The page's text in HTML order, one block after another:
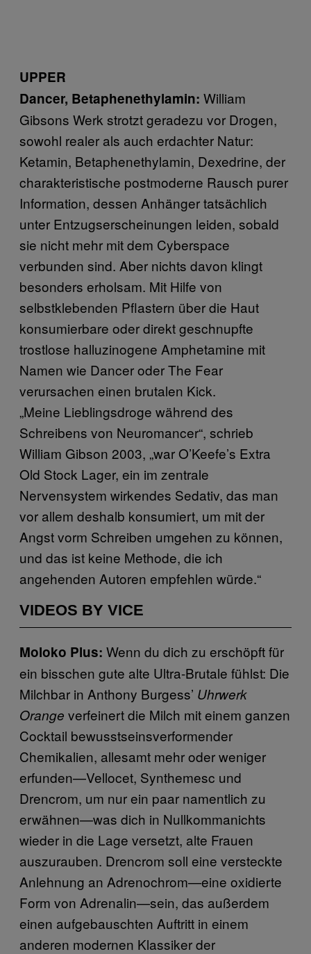
UPPER
Dancer, Betaphenethylamin: William
Gibsons Werk strotzt geradezu vor Drogen,
sowohl realer als auch erdachter Natur:
Ketamin, Betaphenethylamin, Dexedrine, der
charakteristische postmoderne Rausch purer
Information, dessen Anhänger tatsächlich
unter Entzugserscheinungen leiden, sobald
sie nicht mehr mit dem Cyberspace
verbunden sind. Aber nichts davon klingt
besonders erholsam. Mit Hilfe von
selbstklebenden Pflastern über die Haut
konsumierbare oder direkt geschnupfte
trostlose halluzinogene Amphetamine mit
Namen wie Dancer oder The Fear
verursachen einen brutalen Kick.
„Meine Lieblingsdroge während des
Schreibens von Neuromancer“, schrieb
William Gibson 2003, „war O’Keefe’s Extra
Old Stock Lager, ein im zentrale
Nervensystem wirkendes Sedativ, das man
vor allem deshalb konsumiert, um mit der
Angst vorm Schreiben umgehen zu können,
und das ist keine Methode, die ich
angehenden Autoren empfehlen würde.“
VIDEOS BY VICE
Moloko Plus: Wenn du dich zu erschöpft für
ein bisschen gute alte Ultra-Brutale fühlst: Die
Milchbar in Anthony Burgess’ Uhrwerk
Orange verfeinert die Milch mit einem ganzen
Cocktail bewusstseinsverformender
Chemikalien, allesamt mehr oder weniger
erfunden—Vellocet, Synthemesc und
Drencrom, um nur ein paar namentlich zu
erwähnen—was dich in Nullkommanichts
wieder in die Lage versetzt, alte Frauen
auszurauben. Drencrom soll eine versteckte
Anlehnung an Adrenochrom—eine oxidierte
Form von Adrenalin—sein, das außerdem
einen aufgebauschten Auftritt in einem
anderen modernen Klassiker der